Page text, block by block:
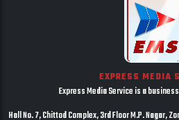
EXPRESS MEDIA
Express Media Service is a
Hall No. 7, Chittod Complex, 3rd Floor M.P. Nagar,